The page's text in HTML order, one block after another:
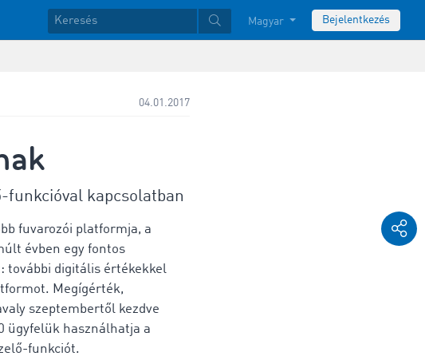
Magyar Bejelentkezés
04.01.2017
funkcióval kapcsolatban
fuvarozói platformja, a
évben egy fontos
további digitális értékekkel
Megígérték,
szeptembertől kezdve
ügyfelük használhatja a
funkciót.